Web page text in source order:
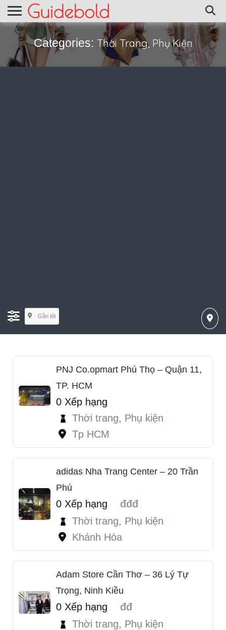
Categories: Thời Trang, Phụ Kiện
Gần tôi
PNJ Co.opmart Phú Thọ – Quận 11,
TP. HCM
0 Xếp hạng
Thời trang, Phụ kiện
Tp HCM
adidas Nha Trang Center – 20 Trần
Phú
0 Xếp hạng
đđđ
Thời trang, Phụ kiện
Khánh Hòa
Adam Store Cần Thơ – 36 Lý Tự
Trọng, Ninh Kiều
0 Xếp hạng
đđ
Thời trang, Phụ kiện